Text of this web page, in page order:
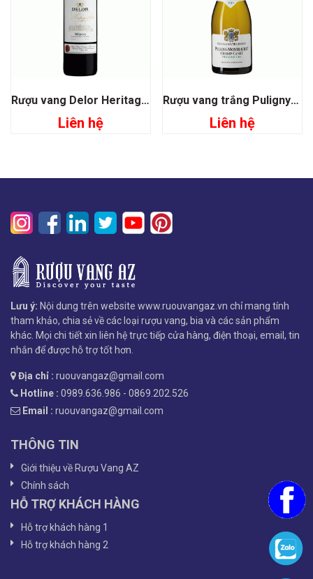
Rượu vang Delor Heritage 1864 Medoc
Liên hệ
Rượu vang trắng Puligny Montrachet Champ Canet Premier Cru
Liên hệ
Lưu ý: Nội dung trên website www.ruouvangaz.vn chỉ mang tính
tham khảo, chia sẻ về các loại rượu vang, bia và các sản phẩm
khác. Mọi chi tiết xin liên hệ trực tiếp cửa hàng, điện thoại, email, tin
nhắn để được hỗ trợ tốt hơn.
Địa chỉ : ruouvangaz@gmail.com
Hotline : 0989.636.986 - 0869.202.526
Email : ruouvangaz@gmail.com
THÔNG TIN
Giới thiệu về Rượu Vang AZ
Chính sách
HỖ TRỢ KHÁCH HÀNG
Hỗ trợ khách hàng 1
Hỗ trợ khách hàng 2